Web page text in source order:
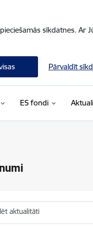
sīkdatnes.
Pārvaldīt
ES fondi
aktualitāti